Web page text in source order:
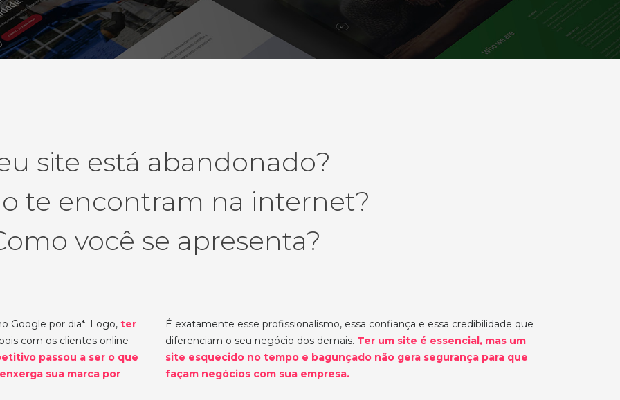
site está abandonado?
te encontram na internet?
você se apresenta?
Google por dia*. Logo, ter
com os clientes online
passou a ser o que
sua marca por
É exatamente esse profissionalismo, essa confiança e essa credibilidade que
diferenciam o seu negócio dos demais. Ter um site é essencial, mas um
site esquecido no tempo e bagunçado não gera segurança para que
façam negócios com sua empresa.